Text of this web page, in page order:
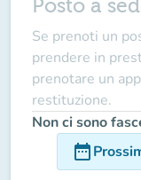
Posto a
Se prenoti un
prendere in
prenotare un
restituzione.
Non ci sono
date_range